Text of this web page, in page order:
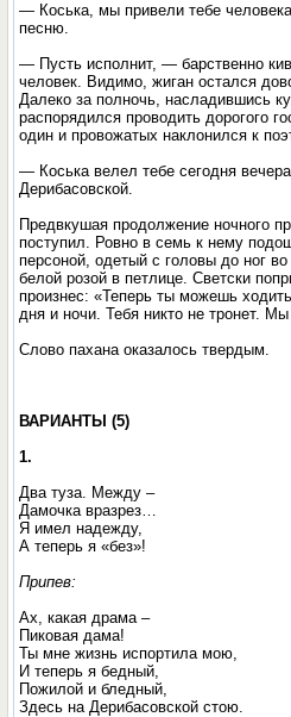
— Коська, мы привели тебе
песню.
— Пусть исполнит, — барственно
человек. Видимо, жиган остался
Далеко за полночь, насладившись
распорядился проводить дорогого
один и провожатых наклонился к
— Коська велел тебе сегодня
Дерибасовской.
Предвкушая продолжение ночного
поступил. Ровно в семь к нему
персоной, одетый с головы до ног
белой розой в петлице. Светски
произнес: «Теперь ты можешь
дня и ночи. Тебя никто не тронет. Мы
Слово пахана оказалось твердым.
ВАРИАНТЫ (5)
1.
Два туза. Между –
Дамочка вразрез…
Я имел надежду,
А теперь я «без»!
Припев:
Ах, какая драма –
Пиковая дама!
Ты мне жизнь испортила мою,
И теперь я бедный,
Пожилой и бледный,
Здесь на Дерибасовской стою.